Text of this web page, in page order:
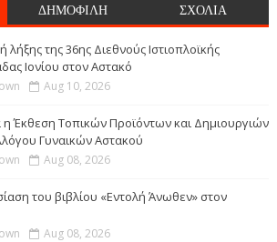
ΔΗΜΟΦΙΛΗ ΣΧΟΛΙΑ
λήξης της 36ης Διεθνούς Ιστιοπλοϊκής
Ιονίου στον Αστακό
Aug 10, 2026
Έκθεση Τοπικών Προϊόντων και Δημιουργιών
Γυναικών Αστακού
Aug 08, 2026
του βιβλίου «Εντολή Άνωθεν» στον
Aug 08, 2026